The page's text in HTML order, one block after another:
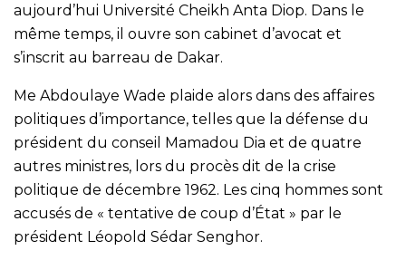
aujourd’hui Université Cheikh Anta Diop. Dans le
même temps, il ouvre son cabinet d’avocat et
s’inscrit au barreau de Dakar.
Me Abdoulaye Wade plaide alors dans des affaires
politiques d’importance, telles que la défense du
président du conseil Mamadou Dia et de quatre
autres ministres, lors du procès dit de la crise
politique de décembre 1962. Les cinq hommes sont
accusés de « tentative de coup d’État » par le
président Léopold Sédar Senghor.